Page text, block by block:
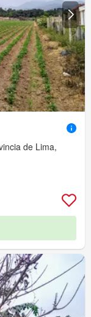
de Lima,